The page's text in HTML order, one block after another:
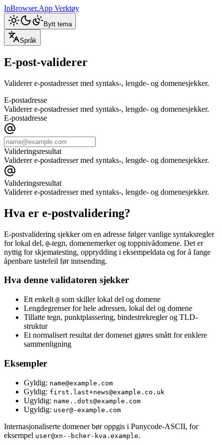
InBrowser.App Verktøy
Bytt tema
Språk
E-post-validerer
Validerer e-postadresser med syntaks-, lengde- og domenesjekker.
E-postadresse
Validerer e-postadresser med syntaks-, lengde- og domenesjekker.
E-postadresse
Valideringsresultat
Validerer e-postadresser med syntaks-, lengde- og domenesjekker.
Valideringsresultat
Validerer e-postadresser med syntaks-, lengde- og domenesjekker.
Hva er e-postvalidering?
E-postvalidering sjekker om en adresse følger vanlige syntaksregler
for lokal del, @-tegn, domenemerker og toppnivådomene. Det er
nyttig for skjematesting, opprydding i eksempeldata og for å fange
åpenbare tastefeil før innsending.
Hva denne validatoren sjekker
Ett enkelt @ som skiller lokal del og domene
Lengdegrenser for hele adressen, lokal del og domene
Tillatte tegn, punktplassering, bindestrekregler og TLD-
struktur
Et normalisert resultat der domenet gjøres smått for enklere
sammenligning
Eksempler
Gyldig: name@example.com
Gyldig: first.last+news@example.co.uk
Ugyldig: name..dots@example.com
Ugyldig: user@-example.com
Internasjonaliserte domener bør oppgis i Punycode-ASCII, for
eksempel user@xn--bcher-kva.example.